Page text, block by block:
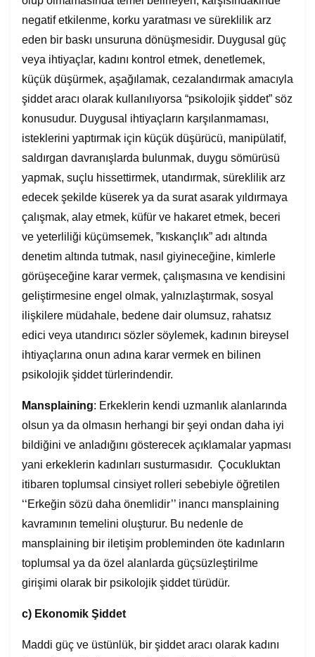
negatif etkilenme, korku yaratması ve süreklilik arz
eden bir baskı unsuruna dönüşmesidir. Duygusal güç
veya ihtiyaçlar, kadını kontrol etmek, denetlemek,
küçük düşürmek, aşağılamak, cezalandırmak amacıyla
şiddet aracı olarak kullanılıyorsa “psikolojik şiddet” söz
konusudur. Duygusal ihtiyaçların karşılanmaması,
isteklerini yaptırmak için küçük düşürücü, manipülatif,
saldırgan davranışlarda bulunmak, duygu sömürüsü
yapmak, suçlu hissettirmek, utandırmak, süreklilik arz
edecek şekilde küserek ya da surat asarak yıldırmaya
çalışmak, alay etmek, küfür ve hakaret etmek, beceri
ve yeterliliği küçümsemek, ”kıskançlık” adı altında
denetim altında tutmak, nasıl giyineceğine, kimlerle
görüşeceğine karar vermek, çalışmasına ve kendisini
geliştirmesine engel olmak, yalnızlaştırmak, sosyal
ilişkilere müdahale, bedene dair olumsuz, rahatsız
edici veya utandırıcı sözler söylemek, kadının bireysel
ihtiyaçlarına onun adına karar vermek en bilinen
psikolojik şiddet türlerindendir.
Mansplaining: Erkeklerin kendi uzmanlık alanlarında
olsun ya da olmasın herhangi bir şeyi ondan daha iyi
bildiğini ve anladığını gösterecek açıklamalar yapması
yani erkeklerin kadınları susturmasıdır. Çocukluktan
itibaren toplumsal cinsiyet rolleri sebebiyle öğretilen
‘‘Erkeğin sözü daha önemlidir’’ inancı mansplaining
kavramının temelini oluşturur. Bu nedenle de
mansplaining bir iletişim probleminden öte kadınların
toplumsal ya da özel alanlarda güçsüzleştirilme
girişimi olarak bir psikolojik şiddet türüdür.
c) Ekonomik Şiddet
Maddi güç ve üstünlük, bir şiddet aracı olarak kadını